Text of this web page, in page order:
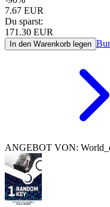
7.67 EUR
Du sparst:
171.30 EUR
In den Warenkorb legen
ANGEBOT VON: